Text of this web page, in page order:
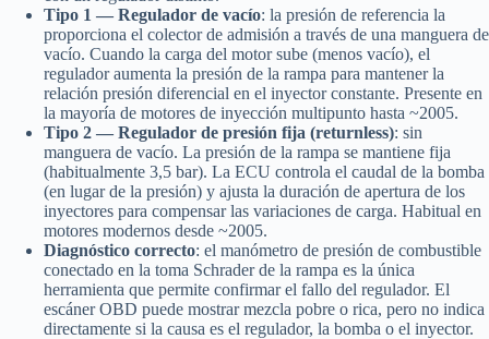
Tipo 1 — Regulador de vacío: la presión de referencia la
proporciona el colector de admisión a través de una manguera de
vacío. Cuando la carga del motor sube (menos vacío), el
regulador aumenta la presión de la rampa para mantener la
relación presión diferencial en el inyector constante. Presente en
la mayoría de motores de inyección multipunto hasta ~2005.
Tipo 2 — Regulador de presión fija (returnless): sin
manguera de vacío. La presión de la rampa se mantiene fija
(habitualmente 3,5 bar). La ECU controla el caudal de la bomba
(en lugar de la presión) y ajusta la duración de apertura de los
inyectores para compensar las variaciones de carga. Habitual en
motores modernos desde ~2005.
Diagnóstico correcto: el manómetro de presión de combustible
conectado en la toma Schrader de la rampa es la única
herramienta que permite confirmar el fallo del regulador. El
escáner OBD puede mostrar mezcla pobre o rica, pero no indica
directamente si la causa es el regulador, la bomba o el inyector.